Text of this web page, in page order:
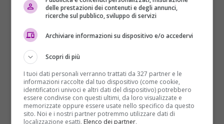
un’emorragia ma, una volta uscita dallo stato
– che per due giorni aveva cercato il corpicino del
nascituro – il luogo dove aveva nascosto il neonato.
È successo aMigliarino
Procuraha aperto un’indagine, sequestrato la
casa (dove la donna viveva assieme al marito e altri
sei figli) e valutando la posizione della donna e del
marito, che – ascoltato nella giornata di giovedì 8
delle prestazioni dei contenuti e degli annunci,
ricerche sul pubblico, sviluppo di servizi
Archiviare informazioni su dispositivo e/o accedervi
Scopri di più
I tuoi dati personali verranno trattati da 327 partner e le
informazioni raccolte dal tuo dispositivo (come cookie,
identificatori univoci e altri dati del dispositivo) potrebbero
essere condivise con questi ultimi, da loro visualizzate e
memorizzate oppure essere usate nello specifico da questo
sito. Noi e i nostri partner potremmo utilizzare dati di
localizzazione esatti. Elenco dei partner.